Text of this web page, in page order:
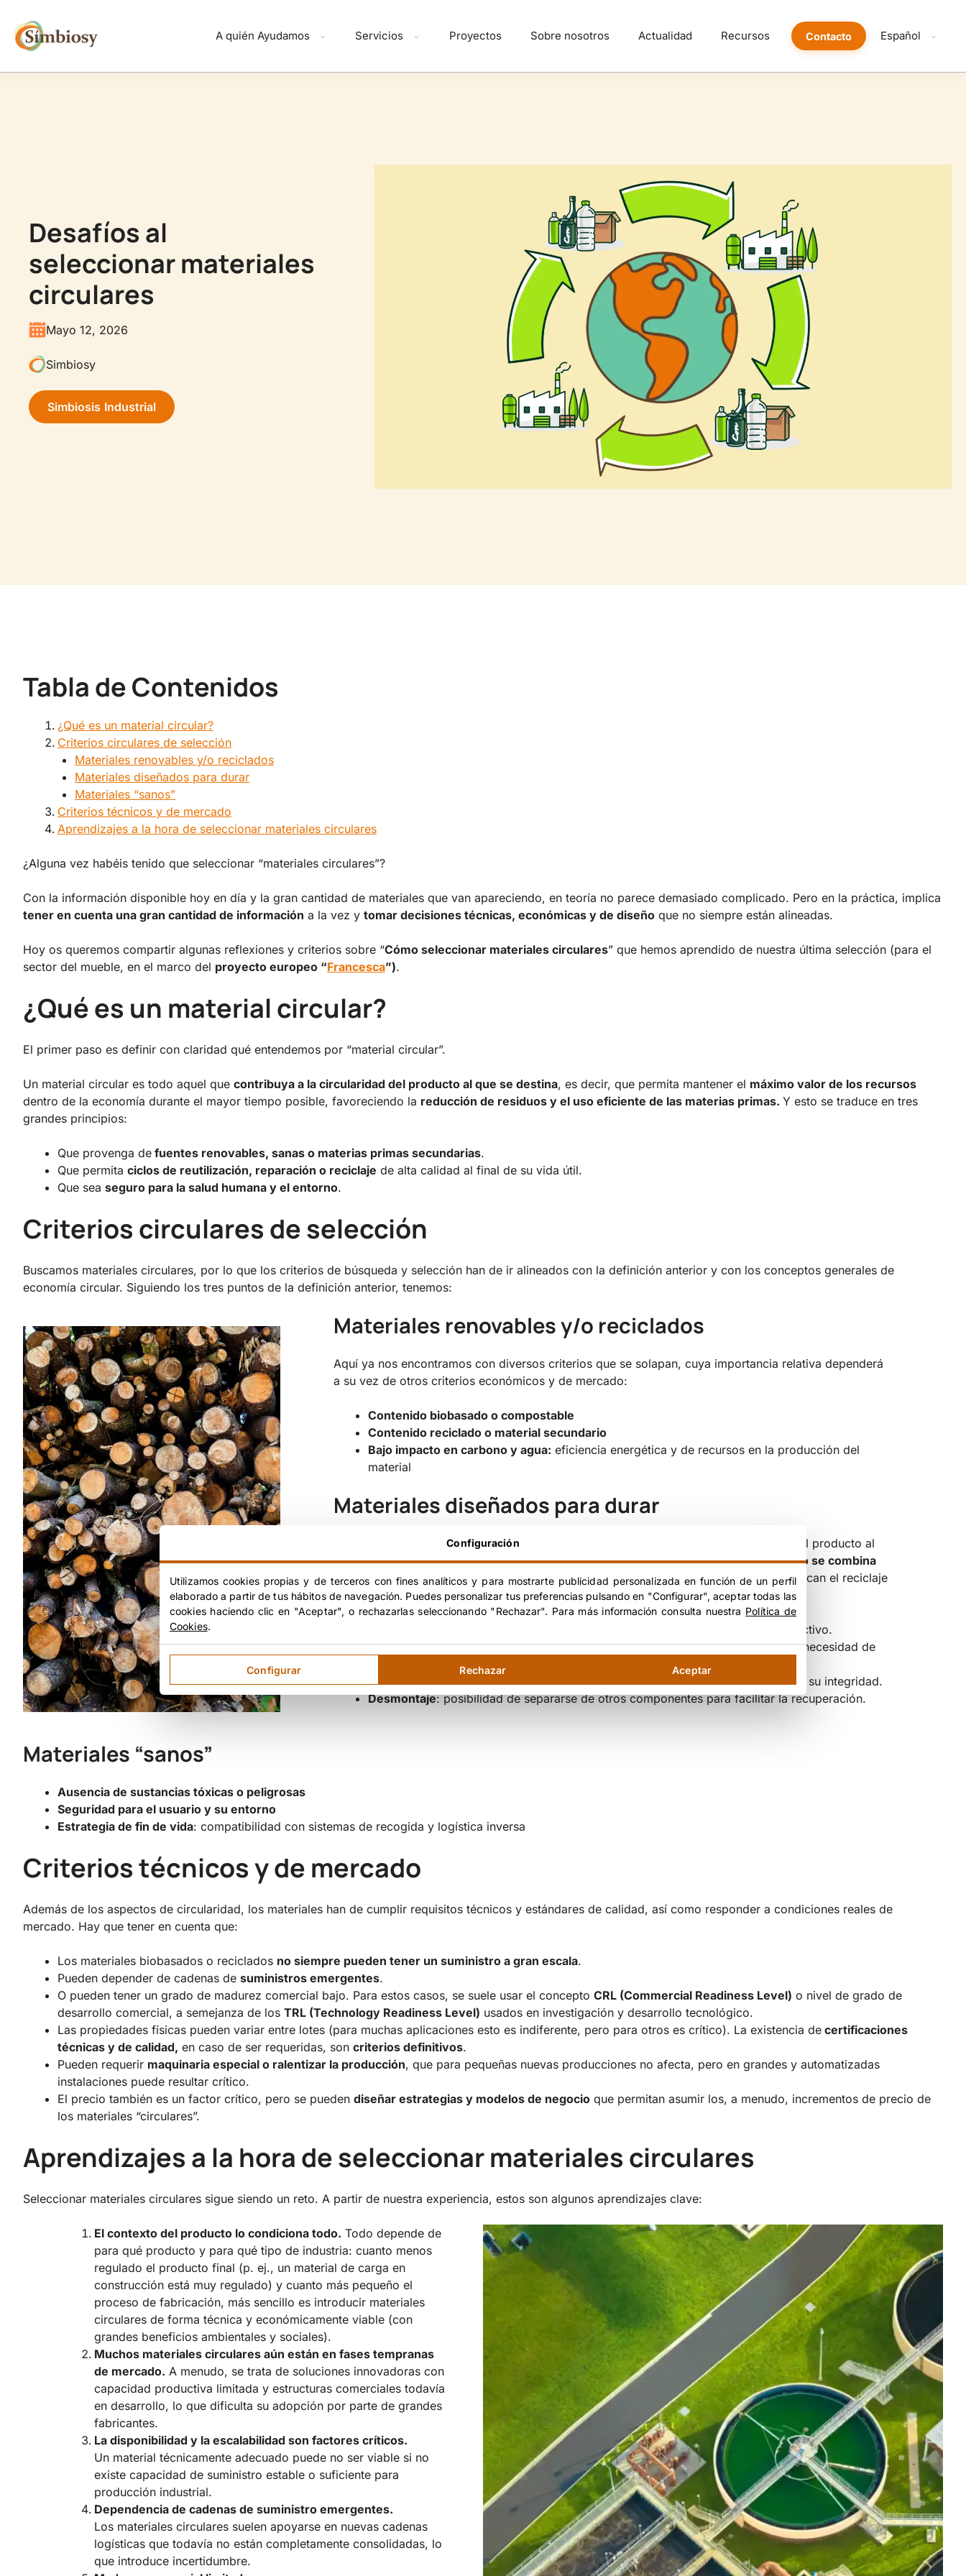
contenido
A quién Ayudamos Servicios Proyectos Sobre nosotros Actualidad Recursos Contacto Español
Desafíos al
seleccionar materiales
circulares
Mayo 12, 2026
Simbiosy
Simbiosis Industrial
Tabla de Contenidos
¿Qué es un material circular?
Criterios circulares de selección
Materiales renovables y/o reciclados
Materiales diseñados para durar
Materiales “sanos”
Criterios técnicos y de mercado
Aprendizajes a la hora de seleccionar materiales circulares
¿Alguna vez habéis tenido que seleccionar “materiales circulares”?
Con la información disponible hoy en día y la gran cantidad de materiales que van apareciendo, en teoría no parece demasiado complicado. Pero en la práctica, implica
tener en cuenta una gran cantidad de información a la vez y tomar decisiones técnicas, económicas y de diseño que no siempre están alineadas.
Hoy os queremos compartir algunas reflexiones y criterios sobre “Cómo seleccionar materiales circulares” que hemos aprendido de nuestra última selección (para el
sector del mueble, en el marco del proyecto europeo “Francesca”).
¿Qué es un material circular?
El primer paso es definir con claridad qué entendemos por “material circular”.
Un material circular es todo aquel que contribuya a la circularidad del producto al que se destina, es decir, que permita mantener el máximo valor de los recursos
dentro de la economía durante el mayor tiempo posible, favoreciendo la reducción de residuos y el uso eficiente de las materias primas. Y esto se traduce en tres
grandes principios:
Que provenga de fuentes renovables, sanas o materias primas secundarias.
Que permita ciclos de reutilización, reparación o reciclaje de alta calidad al final de su vida útil.
Que sea seguro para la salud humana y el entorno.
Criterios circulares de selección
Buscamos materiales circulares, por lo que los criterios de búsqueda y selección han de ir alineados con la definición anterior y con los conceptos generales de
economía circular. Siguiendo los tres puntos de la definición anterior, tenemos:
Materiales renovables y/o reciclados
Aquí ya nos encontramos con diversos criterios que se solapan, cuya importancia relativa dependerá
a su vez de otros criterios económicos y de mercado:
Contenido biobasado o compostable
Contenido reciclado o material secundario
Bajo impacto en carbono y agua: eficiencia energética y de recursos en la producción del
material
Materiales diseñados para durar
Los criterios de durabilidad van muy ligados al diseño tanto del material en sí como del producto al
que se destina. No basta con que el material sea biobasado o reciclado;importa cómo se combina
con otros materiales, qué adhesivos contiene, laminados o recubrimientos que complican el reciclaje
posterior.
: potencial técnico para volver al ciclo productivo.
Durabilidad: capacidad de mantener el rendimiento en el tiempo, reduciendo la necesidad de
Reparabilidad y mantenimiento: facilidad para ser intervenido sin comprometer su integridad.
Desmontaje: posibilidad de separarse de otros componentes para facilitar la recuperación.
Materiales “sanos”
Ausencia de sustancias tóxicas o peligrosas
Seguridad para el usuario y su entorno
Estrategia de fin de vida: compatibilidad con sistemas de recogida y logística inversa
Criterios técnicos y de mercado
Además de los aspectos de circularidad, los materiales han de cumplir requisitos técnicos y estándares de calidad, así como responder a condiciones reales de
mercado. Hay que tener en cuenta que:
Los materiales biobasados o reciclados no siempre pueden tener un suministro a gran escala.
Pueden depender de cadenas de suministros emergentes.
O pueden tener un grado de madurez comercial bajo. Para estos casos, se suele usar el concepto CRL (Commercial Readiness Level) o nivel de grado de
desarrollo comercial, a semejanza de los TRL (Technology Readiness Level) usados en investigación y desarrollo tecnológico.
Las propiedades físicas pueden variar entre lotes (para muchas aplicaciones esto es indiferente, pero para otros es crítico). La existencia de certificaciones
técnicas y de calidad, en caso de ser requeridas, son criterios definitivos.
Pueden requerir maquinaria especial o ralentizar la producción, que para pequeñas nuevas producciones no afecta, pero en grandes y automatizadas
instalaciones puede resultar crítico.
El precio también es un factor crítico, pero se pueden diseñar estrategias y modelos de negocio que permitan asumir los, a menudo, incrementos de precio de
los materiales “circulares”.
Aprendizajes a la hora de seleccionar materiales circulares
Seleccionar materiales circulares sigue siendo un reto. A partir de nuestra experiencia, estos son algunos aprendizajes clave:
El contexto del producto lo condiciona todo. Todo depende de
para qué producto y para qué tipo de industria: cuanto menos
regulado el producto final (p. ej., un material de carga en
construcción está muy regulado) y cuanto más pequeño el
proceso de fabricación, más sencillo es introducir materiales
circulares de forma técnica y económicamente viable (con
grandes beneficios ambientales y sociales).
Muchos materiales circulares aún están en fases tempranas
de mercado. A menudo, se trata de soluciones innovadoras con
capacidad productiva limitada y estructuras comerciales todavía
en desarrollo, lo que dificulta su adopción por parte de grandes
fabricantes.
La disponibilidad y la escalabilidad son factores críticos.
Un material técnicamente adecuado puede no ser viable si no
existe capacidad de suministro estable o suficiente para
producción industrial.
Dependencia de cadenas de suministro emergentes.
Los materiales circulares suelen apoyarse en nuevas cadenas
logísticas que todavía no están completamente consolidadas, lo
que introduce incertidumbre.
Configuración
Utilizamos cookies propias y de terceros con fines analíticos y para mostrarte publicidad personalizada en función de un perfil
elaborado a partir de tus hábitos de navegación. Puedes personalizar tus preferencias pulsando en "Configurar", aceptar todas las
cookies haciendo clic en "Aceptar", o rechazarlas seleccionando "Rechazar". Para más información consulta nuestra Política de
Cookies.
Configurar Rechazar Aceptar